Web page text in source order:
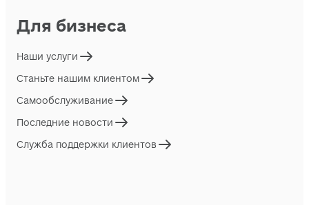
Для бизнеса
Наши услуги
Станьте нашим клиентом
Самообслуживание
Последние новости
Служба поддержки клиентов